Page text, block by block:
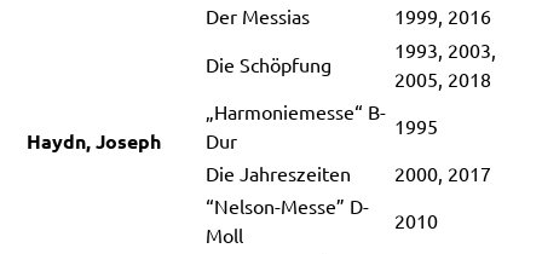
Der Messias 1999, 2016
Haydn, Joseph
Die Schöpfung
1993, 2003,
2005, 2018
„Harmoniemesse“ B-
Dur
1995
Die Jahreszeiten
2000, 2017
“Nelson-Messe” D-
Moll
2010